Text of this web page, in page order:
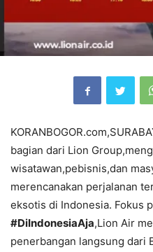
bagian dari Lion
wisatawan,pebisnis,dan
merencanakan perjalanan
eksotis di Indonesia. Fokus
#DiIndonesiaAja,Lion Air
penerbangan langsung dari